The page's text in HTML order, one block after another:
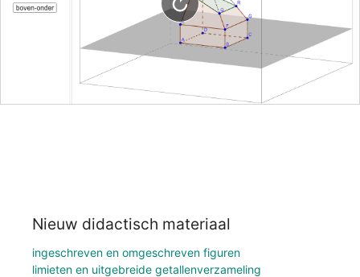
Nieuw didactisch materiaal
ingeschreven en omgeschreven figuren
limieten en uitgebreide getallenverzameling